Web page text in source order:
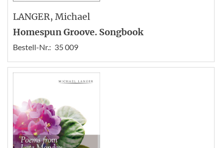
LANGER, Michael
Homespun Groove. Songbook
Bestell-Nr.: 35 009